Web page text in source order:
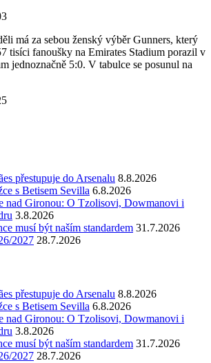
má za sebou ženský výběr Gunners, který
tisíci fanoušky na Emirates Stadium porazil v
jednoznačně 5:0. V tabulce se posunul na
přestupuje do Arsenalu 8.8.2026
s Betisem Sevilla 6.8.2026
nad Gironou: O Tzolisovi, Dowmanovi i
3.8.2026
musí být naším standardem 31.7.2026
2027 28.7.2026
přestupuje do Arsenalu 8.8.2026
s Betisem Sevilla 6.8.2026
nad Gironou: O Tzolisovi, Dowmanovi i
3.8.2026
musí být naším standardem 31.7.2026
2027 28.7.2026